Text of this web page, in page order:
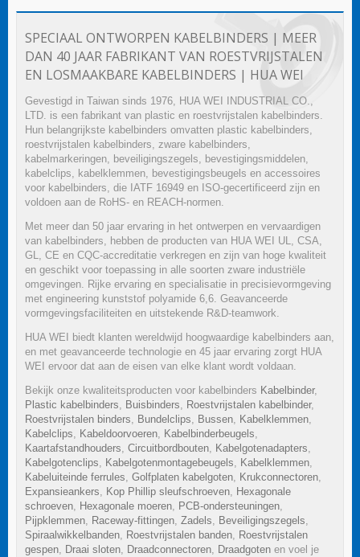
SPECIAAL ONTWORPEN KABELBINDERS | MEER
DAN 40 JAAR FABRIKANT VAN ROESTVRIJSTALEN
EN LOSMAAKBARE KABELBINDERS | HUA WEI
Gevestigd in Taiwan sinds 1976, HUA WEI INDUSTRIAL CO.,
LTD. is een fabrikant van plastic en roestvrijstalen kabelbinders.
Hun belangrijkste kabelbinders omvatten plastic kabelbinders,
roestvrijstalen kabelbinders, zware kabelbinders,
kabelmarkeringen, beveiligingszegels, bevestigingsmiddelen,
kabelclips, kabelklemmen, bevestigingsbeugels en accessoires
voor kabelbinders, die IATF 16949 en ISO-gecertificeerd zijn en
voldoen aan de RoHS- en REACH-normen.
Met meer dan 50 jaar ervaring in het ontwerpen en vervaardigen
van kabelbinders, hebben de producten van HUA WEI UL, CSA,
GL, CE en CQC-accreditatie verkregen en zijn van hoge kwaliteit
en geschikt voor toepassing in alle soorten zware industriële
omgevingen. Rijke ervaring en specialisatie in precisievormgeving
met engineering kunststof polyamide 6,6. Geavanceerde
vormgevingsfaciliteiten en uitstekende R&D-teamwork.
HUA WEI biedt klanten wereldwijd hoogwaardige kabelbinders aan,
en met geavanceerde technologie en 45 jaar ervaring zorgt HUA
WEI ervoor dat aan de eisen van elke klant wordt voldaan.
Bekijk onze kwaliteitsproducten voor kabelbinders Kabelbinder,
Plastic kabelbinders, Buisbinders, Roestvrijstalen kabelbinder,
Roestvrijstalen binders, Bundelclips, Bussen, Kabelklemmen,
Kabelclips, Kabeldoorvoeren, Kabelbinderbeugels,
Kaartafstandhouders, Circuitbordbouten, Kabelgotenadapters,
Kabelgotenclips, Kabelgotenmontagebeugels, Kabelklemmen,
Kabeluiteinde ferrules, Golfplaten kabelgoten, Krukconnectoren,
Expansieankers, Kop Phillip sleufschroeven, Hexagonale
schroeven, Hexagonale moeren, PCB-ondersteuningen,
Pijpklemmen, Raceway-fittingen, Zadels, Beveiligingszegels,
Spiraalwikkelbanden, Roestvrijstalen banden, Roestvrijstalen
gespen, Draai sloten, Draadconnectoren, Draadgoten en voel je